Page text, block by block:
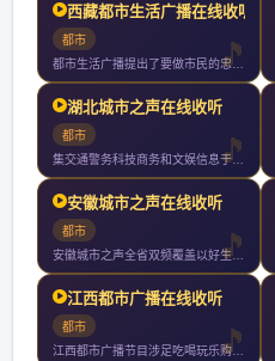
西藏都市生活广播在线收听
都市
都市生活广播提出了要做市民的忠实朋友把全心全意为市民服务作为
湖北城市之声在线收听
都市
集交通警务科技商务和文娱信息于一体的省级交通专业广播电台以私
安徽城市之声在线收听
都市
安徽城市之声全省双频覆盖以好生活听我的为品牌标识以好听实用轻
江西都市广播在线收听
都市
江西都市广播节目涉足吃喝玩乐购贯穿寻找发现分享的理念传播都市